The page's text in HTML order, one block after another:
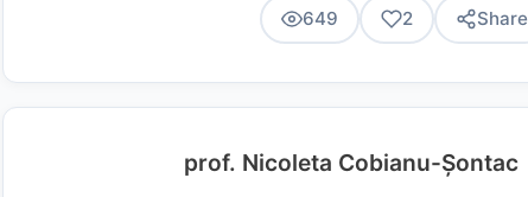
649 2 Share
prof. Nicoleta Cobianu-Șontac